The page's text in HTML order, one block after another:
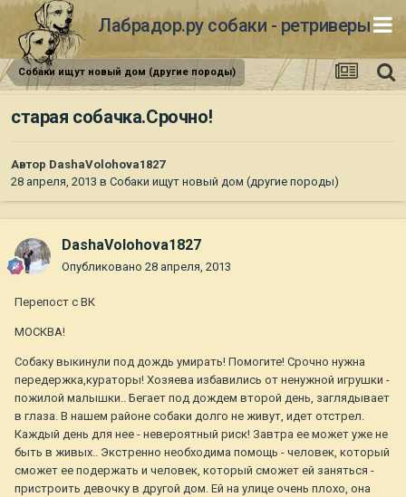
Лабрадор.ру собаки - ретриверы
Собаки ищут новый дом (другие породы)
старая собачка.Срочно!
Автор DashaVolohova1827
28 апреля, 2013 в Собаки ищут новый дом (другие породы)
DashaVolohova1827
Опубликовано 28 апреля, 2013
Перепост с ВК
МОСКВА!
Собаку выкинули под дождь умирать! Помогите! Срочно нужна
передержка,кураторы! Хозяева избавились от ненужной игрушки -
пожилой малышки.. Бегает под дождем второй день, заглядывает
в глаза. В нашем районе собаки долго не живут, идет отстрел.
Каждый день для нее - невероятный риск! Завтра ее может уже не
быть в живых.. Экстренно необходима помощь - человек, который
сможет ее подержать и человек, который сможет ей заняться -
пристроить девочку в другой дом. Ей на улице очень плохо, она